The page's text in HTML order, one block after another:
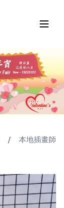
/
本地插畫師